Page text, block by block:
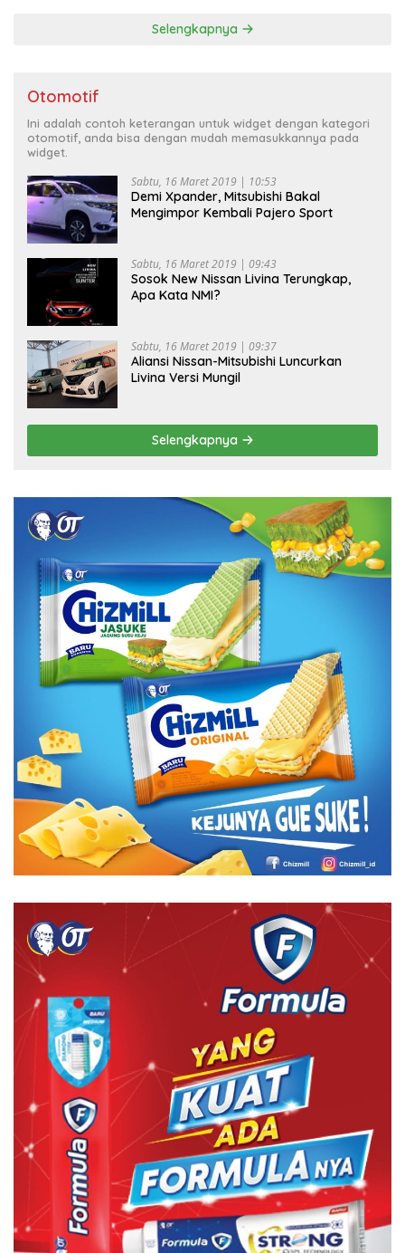
Selengkapnya
Otomotif
Ini adalah contoh keterangan untuk widget dengan kategori
otomotif, anda bisa dengan mudah memasukkannya pada
widget.
Sabtu, 16 Maret 2019 | 10:53
Demi Xpander, Mitsubishi Bakal
Mengimpor Kembali Pajero Sport
Sabtu, 16 Maret 2019 | 09:43
Sosok New Nissan Livina Terungkap,
Apa Kata NMI?
Sabtu, 16 Maret 2019 | 09:37
Aliansi Nissan-Mitsubishi Luncurkan
Livina Versi Mungil
Selengkapnya